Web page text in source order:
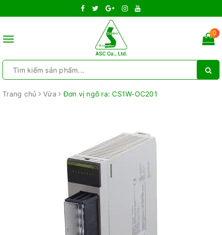
Toggle
0
Trang chủ Vừa Đơn vị ngõ ra: CS1W-OC201